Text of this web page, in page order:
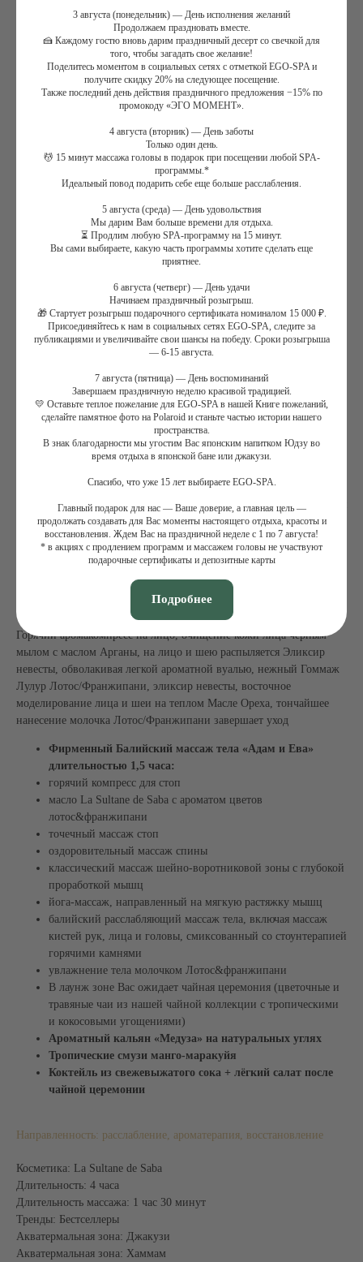
Купить сертификат
В массажных комнатах: Горячие компрессы с
эфирными маслами
Ритуал «Бали»:
целебное распаривание в Хаммаме расслабит уставшие
очищение тела рукавичкой Kessa в сочетании с чёрным
мылом с ароматом Эвкалипта превосходно очищают и
регенерацию кожи
Следующий этап:Гоммаж Лулур Лотос и Франжипани
состоящий из рисовой пудры и кокосового ореха этот
Гоммаж подарит коже замечательную мягкость,
одновременно окутывая тело тонким ароматом лотоса и
цветов франжипани
Релаксация в аэрогидромассажном СПА-бассейне, а
также чаепитие с цветочным элитным чаем и фруктовыми
сладостями в зоне релаксации
продлевающий жизненный цикл волос. Помогает
поддерживать естественную красоту и здоровое состояние
кожи головы и волос. Оставляет волосы плотными и
Маска для тела из драгоценной марокканской глины
Вулканическая мылящаяся глина, богатая оксидом железа и
магнием глубоко очищает и минерализирует кожу, придавая
ей свечение. Масло благодаря оригинальному и
драгоценному рецепту, насыщенное витаминами это масло
глубоко питает и и улучшает структуру кожи. После
источающая изысканный аромат редких цветов
Истинный Балийский Уход за лицом:
Горячий аромакомпресс на лицо, очищение кожи лица чёрным
мылом с маслом Арганы, на лицо и шею распыляется Эликсир
невесты, обволакивая легкой ароматной вуалью, нежный Гоммаж
Лулур Лотос/Франжипани, эликсир невесты, восточное
моделирование лица и шеи на теплом Масле Ореха, тончайшее
нанесение молочка Лотос/Франжипани завершает уход
Фирменный Балийский массаж тела «Адам и Ева»
длительностью 1,5 часа:
горячий компресс для стоп
масло La Sultane de Saba с ароматом цветов
лотос&франжипани
точечный массаж стоп
оздоровительный массаж спины
классический массаж шейно-воротниковой зоны с глубокой
проработкой мышц
йога-массаж, направленный на мягкую растяжку мышц
балийский расслабляющий массаж тела, включая массаж
кистей рук, лица и головы, смиксованный со стоунтерапией
горячими камнями
увлажнение тела молочком Лотос&франжипани
В лаунж зоне Вас ожидает чайная церемония (цветочные и
травяные чаи из нашей чайной коллекции с тропическими
и кокосовыми угощениями)
Ароматный кальян «Медуза» на натуральных углях
Тропические смузи манго-маракуйя
Коктейль из свежевыжатого сока + лёгкий салат после
чайной церемонии
Направленность: расслабление, ароматерапия, восстановление
Косметика: La Sultane de Saba
Длительность: 4 часа
Длительность массажа: 1 час 30 минут
Тренды: Бестселлеры
Акватермальная зона: Джакузи
Акватермальная зона: Хаммам
СПА-девичник
СПА-программы для женщин
СПА-программы для мужчин
СПА-программы для двоих
Семейные СПА-программы
СПА-программы для детей
СПА-пакеты
СПА-день
СПА-ПРОЦЕДУРЫ
Ритуалы в хаммаме
Пилинги
Обертывания
АКВАТЕРМАЛЬНАЯ
ЗОНА
Хаммам
MENTAL SPA
СПА-бар
СПА-бутик
Корпоративное СПА
Сертификат СПА
+7 (495) 120-23-81
Задать вопрос
Депозитные карты
Талассо-бар
Летние СПА-программы
Массажи
Абонементы массажа
СПА-этикет
Статьи
Официальная оферта
Правила записи
Контакты
3 августа (понедельник) — День исполнения желаний
Продолжаем праздновать вместе.
🍰 Каждому гостю вновь дарим праздничный десерт со свечкой для
того, чтобы загадать свое желание!
Поделитесь моментом в социальных сетях с отметкой EGO-SPA и
получите скидку 20% на следующее посещение.
Также последний день действия праздничного предложения −15% по
промокоду «ЭГО МОМЕНТ».
4 августа (вторник) — День заботы
Только один день.
💆 15 минут массажа головы в подарок при посещении любой SPA-
программы.*
Идеальный повод подарить себе еще больше расслабления.
5 августа (среда) — День удовольствия
Мы дарим Вам больше времени для отдыха.
⏳ Продлим любую SPA-программу на 15 минут.
Вы сами выбираете, какую часть программы хотите сделать еще
приятнее.
6 августа (четверг) — День удачи
Начинаем праздничный розыгрыш.
🎁 Стартует розыгрыш подарочного сертификата номиналом 15 000 ₽.
Присоединяйтесь к нам в социальных сетях EGO-SPA, следите за
публикациями и увеличивайте свои шансы на победу. Сроки розыгрыша
— 6-15 августа.
7 августа (пятница) — День воспоминаний
Завершаем праздничную неделю красивой традицией.
💛 Оставьте теплое пожелание для EGO-SPA в нашей Книге пожеланий,
сделайте памятное фото на Polaroid и станьте частью истории нашего
пространства.
В знак благодарности мы угостим Вас японским напитком Юдзу во
время отдыха в японской бане или джакузи.
Спасибо, что уже 15 лет выбираете EGO-SPA.
Главный подарок для нас — Ваше доверие, а главная цель —
продолжать создавать для Вас моменты настоящего отдыха, красоты и
восстановления. Ждем Вас на праздничной неделе с 1 по 7 августа!
* в акциях с продлением программ и массажем головы не участвуют
подарочные сертификаты и депозитные карты
Подробнее